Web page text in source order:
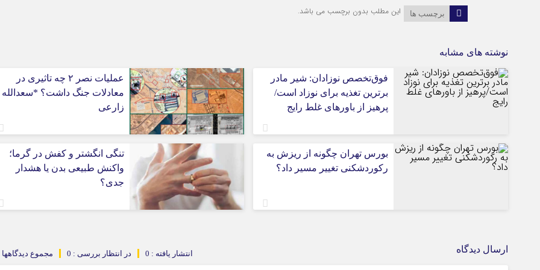
برچسب ها این مطلب بدون برچسب می باشد.
نوشته های مشابه
فوق‌تخصص نوزادان: شیر مادر
برترین تغذیه برای نوزاد است/
پرهیز از باورهای غلط رایج
عملیات نصر ۲ چه تاثیری در
معادلات جنگ داشت؟ *سعدالله
زارعی
بورس تهران چگونه از ریزش به
رکوردشکنی تغییر مسیر داد؟
تنگی انگشتر و کفش در گرما؛
واکنش طبیعی بدن یا هشدار
جدی؟
ارسال دیدگاه مجموع دیدگاهها در انتظار بررسی : 0 انتشار یافته : 0